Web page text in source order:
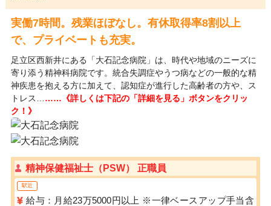
実働7時間。残業ほぼなし。有休取得率8割以上
で、プライベートも充実。
足立区西新井にある「大石記念病院」は、時代や地域のニーズに
寄り添う精神科病院です。統合失調症やうつ病などの一般的な精
神疾患を抱える方に加えて、認知症が進行した高齢者の方や、ス
トレス… ……《詳しくは下記の「詳細を見る」ボタンをクリッ
ク！》
精神保健福祉士（PSW） 正職員
駅近
給与：月給23万5000円以上 ※一律ベースアップ手当含